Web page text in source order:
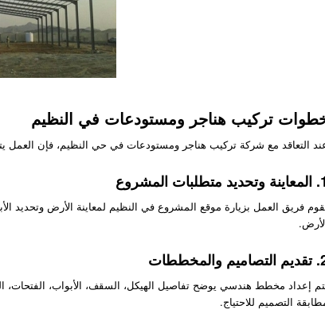
تركيب هناجر ومستودعات في النظيم
التعاقد مع شركة تركيب هناجر ومستودعات في حي النظيم، فإن
1. المعاينة وتحديد متطلبات المشروع
فريق العمل بزيارة موقع المشروع في النظيم لمعاينة الأرض وتحديد
إعداد مخطط هندسي يوضح تفاصيل الهيكل، السقف، الأبواب، الفتحات،
التصميم للاحتياج.